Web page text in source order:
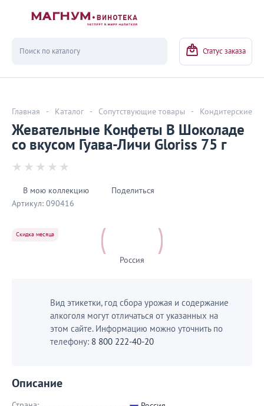
Статус заказа
Главная - Каталог - Сопутствующие товары - Кондитерские
Жевательные Конфеты В Шоколаде
со вкусом Гуава-Личи Gloriss 75 г
В мою коллекцию
Поделиться
Артикул: 090416
Скидка месяца
Россия
Вид этикетки, год сбора урожая и содержание
алкоголя могут отличаться от указанных на
этом сайте. Информацию можно уточнить по
телефону: 8 800 222-40-20
Описание